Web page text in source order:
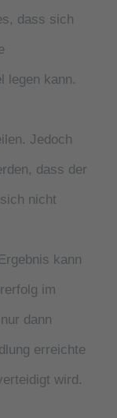
dass sich
legen kann.
Jedoch
dass der
nicht
kann
im
dann
erreichte
wird.